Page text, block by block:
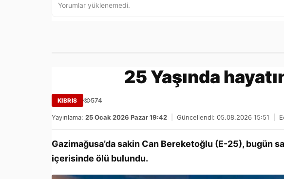
Yorumlar yüklenemedi.
25 Yaşında
KIBRIS 574
Yayınlama: 25 Ocak 2026 Pazar 19:42 Güncellendi: 05.08.2026 15:51
Gazimağusa’da sakin Can Bereketoğlu (E-25), bugün
içerisinde ölü bulundu.